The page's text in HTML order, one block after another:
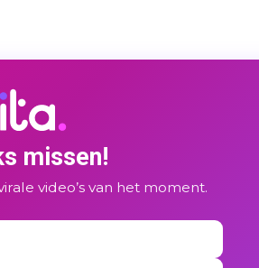
missen!
video’s van het moment.